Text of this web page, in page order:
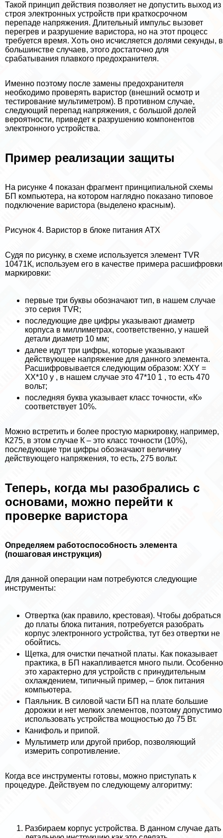
Такой принцип действия позволяет не допустить выход из
строя электронных устройств при краткосрочном
перепаде напряжения. Длительный импульс вызовет
перегрев и разрушение варистора, но на этот процесс
требуется время. Хоть оно исчисляется долями секунды, в
большинстве случаев, этого достаточно для
сpaбатывания плавкого пpeдoxpaнителя.
Именно поэтому после замены пpeдoxpaнителя
необходимо проверять варистор (внешний осмотр и
тестирование мультиметром). В противном случае,
следующий перепад напряжения, с большой долей
вероятности, приведет к разрушению компонентов
электронного устройства.
Пример реализации защиты
На рисунке 4 показан фрагмент принципиальной схемы
БП компьютера, на котором наглядно показано типовое
подключение варистора (выделено красным).
Рисунок 4. Варистор в блоке питания АТХ
Судя по рисунку, в схеме используется элемент TVR
10471К, используем его в качестве примера расшифровки
маркировки:
первые три буквы обозначают тип, в нашем случае
это серия TVR;
последующие две цифры указывают диаметр
корпуса в миллиметрах, соответственно, у нашей
детали диаметр 10 мм;
далее идут три цифры, которые указывают
действующее напряжение для данного элемента.
Расшифровывается следующим образом: XXY =
XX*10 y , в нашем случае это 47*10 1 , то есть 470
вольт;
последняя буква указывает класс точности, «К»
соответствует 10%.
Можно встретить и более простую маркировку, например,
К275, в этом случае К – это класс точности (10%),
последующие три цифры обозначают величину
действующего напряжения, то есть, 275 вольт.
Теперь, когда мы разобрались с
основами, можно перейти к
проверке варистора
Определяем работоспособность элемента
(пошаговая инструкция)
Для данной операции нам потребуются следующие
инструменты:
Отвертка (как правило, крестовая). Чтобы добраться
до платы блока питания, потребуется разобрать
корпус электронного устройства, тут без отвертки не
обойтись.
Щетка, для очистки печатной платы. Как показывает
пpaктика, в БП накапливается много пыли. Особенно
это хаpaктерно для устройств с принудительным
охлаждением, типичный пример, – блок питания
компьютера.
Паяльник. В силовой части БП на плате большие
дорожки и нет мелких элементов, поэтому допустимо
использовать устройства мощностью до 75 Вт.
Канифоль и припой.
Мультиметр или другой прибор, позволяющий
измерить сопротивление.
Когда все инструменты готовы, можно приступать к
процедуре. Действуем по следующему алгоритму:
Разбираем корпус устройства. В данном случае дать